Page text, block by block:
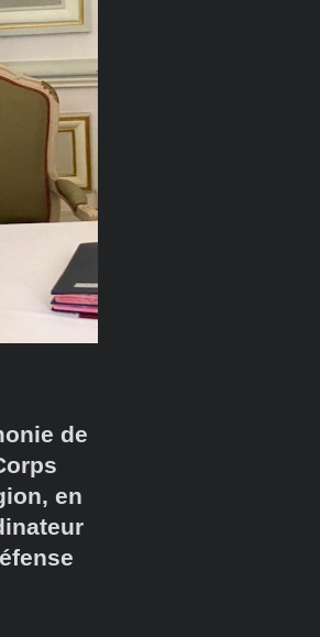
de
en